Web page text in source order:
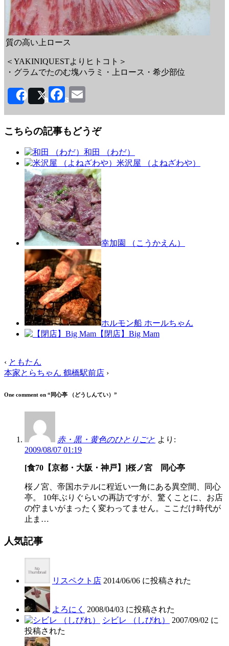
質の高い上ロース
＜YAKINIQUESTよりヒトコト＞
・グラムでたのむ塊ハラミ・上ロース・希少部位
SharePostFacebook
こちらの記事もどうぞ
和田 （わだ）
米沢屋 （よねざわや）
幸加園 （こうかえん）
ホルモン船 ホールちゃん
【閉店】Big Mam
‹ ともたん
本家とらちゃん 鶴橋駅前店 ›
One comment on “ 同心亭 （どうしんてい） ”
赤・黒・黄色のひとりごと より:
2009/08/07 01:19
[食70【京都・大阪・神戸】]桜ノ宮 同心亭
桜ノ宮、帝国ホテルに程近い一角にある異空間、同心
亭。 10年ぶりぐらいの再訪ですが、驚くことに、お店
の佇まいがまったく変わってません。ここだけ時代が
止ま…
人気記事
リスペクト店 2014/06/06 に投稿された
よろにく
2008/04/03 に投稿された
シビレ （しびれ）
2007/09/02 に
投稿された